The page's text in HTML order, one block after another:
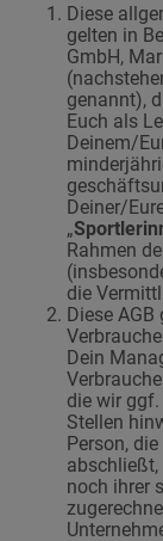
Diese
gelten in
GmbH,
genannt),
Euch als
Deinem/
Deiner/
„
Rahmen
die
Diese
Dein
die wir ggf.
Stellen
Person,
abschließt,
noch ihrer